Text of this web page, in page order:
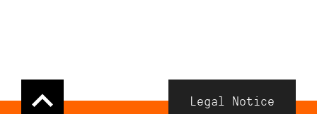
Navigation
Legal Notice